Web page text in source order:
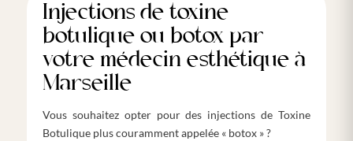
Injections de toxine
botulique ou botox par
votre médecin esthétique à
Marseille
Vous souhaitez opter pour des injections de Toxine
Botulique plus couramment appelée « botox » ?